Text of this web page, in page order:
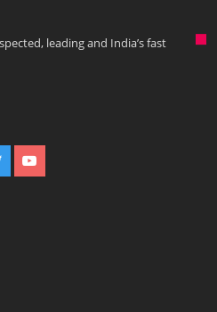
leading and India’s fast